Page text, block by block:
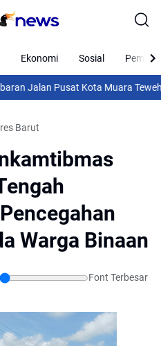
Ekonomi Sosial
Jalan Pusat Kota Muara Teweh:
Barut
Warga Binaan
Font Terbesar